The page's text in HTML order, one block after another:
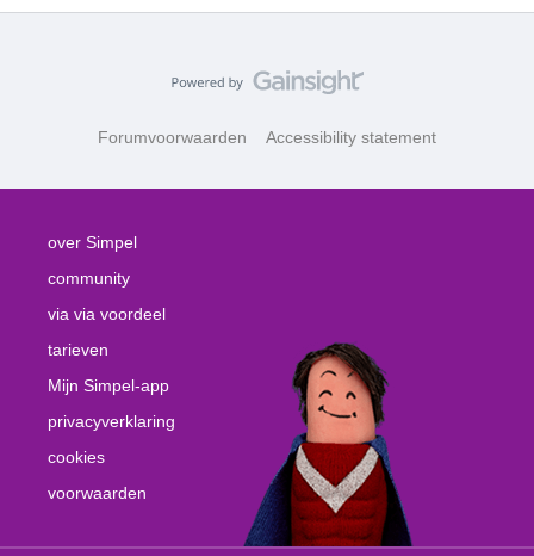
Forumvoorwaarden Accessibility statement
over Simpel
community
via via voordeel
tarieven
Mijn Simpel-app
privacyverklaring
cookies
voorwaarden